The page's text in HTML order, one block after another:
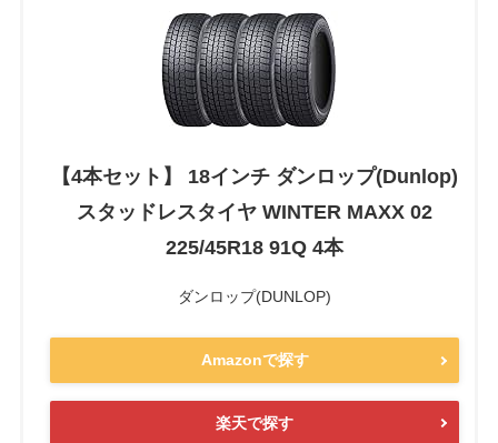
【4本セット】 18インチ ダンロップ(Dunlop)
スタッドレスタイヤ WINTER MAXX 02
225/45R18 91Q 4本
ダンロップ(DUNLOP)
Amazonで探す
楽天で探す